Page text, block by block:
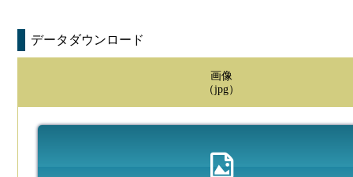
データダウンロード
画像
（jpg）